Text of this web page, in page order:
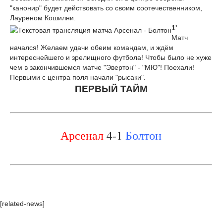
"канонир" будет действовать со своим соотечественником,
Лауреном Кошилни.
1'
Матч
начался! Желаем удачи обеим командам, и ждём
интереснейшего и зрелищного футбола! Чтобы было не хуже
чем в закончившемся матче "Эвертон" - "МЮ"! Поехали!
Первыми с центра поля начали "рысаки".
ПЕРВЫЙ ТАЙМ
Арсенал4-1 Болтон
[related-news]